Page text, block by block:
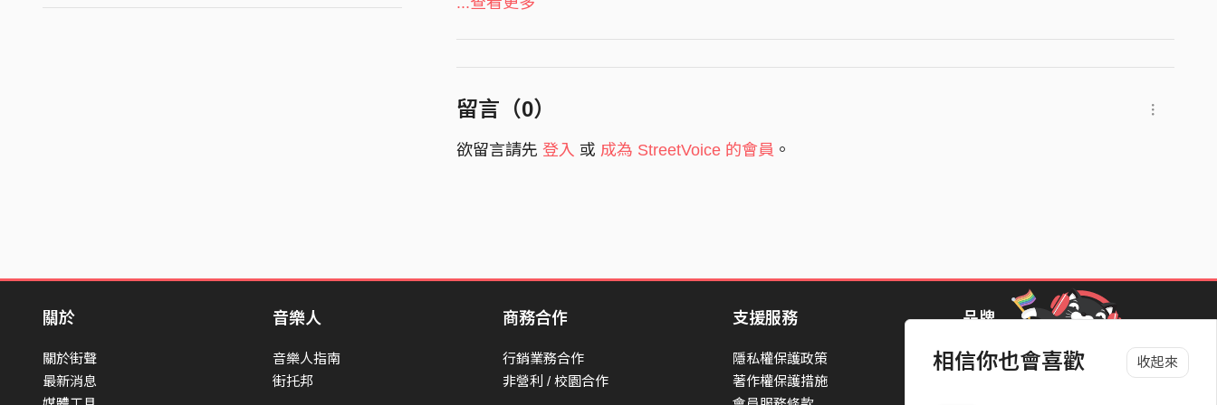
相信你也會喜歡 收起來
It's a little bit tricky
別讓自己falling
Be myself on my own
Be myself on my own
每天每夜 做著不重要的作業
每天每夜 想著要吃什麼宵夜
留言（0）
欲留言請先 登入 或 成為 StreetVoice 的會員 。
關於
關於街聲
最新消息
音樂人
音樂人指南
街托邦
商務合作
行銷業務合作
非營利 / 校園合作
支援服務
隱私權保護政策
著作權保護措施
品牌
StreetVoice Awards 街聲音樂獎